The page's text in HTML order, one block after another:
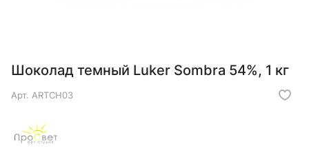
Шоколад темный Luker Sombra 54%, 1 кг
Арт. ARTCH03